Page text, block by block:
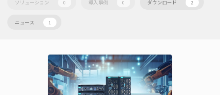
ソリューション 0 導入事例 0 ダウンロード 2
ニュース 1